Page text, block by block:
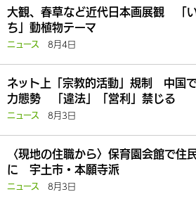
大観、春草など近代日本画展観 「
ち」動植物テーマ
ニュース 8月4日
ネット上「宗教的活動」規制 中国
力態勢 「違法」「営利」禁じる
ニュース 8月3日
〈現地の住職から〉保育園会館で住
に 宇土市・本願寺派
ニュース 8月3日